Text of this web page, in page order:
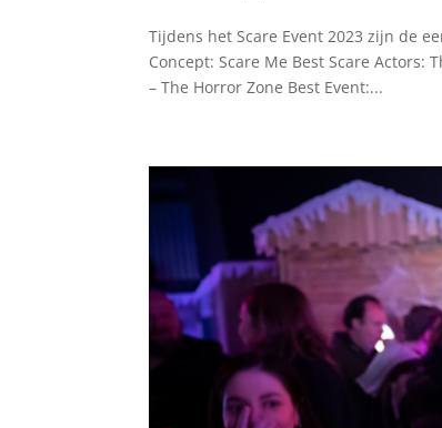
Tijdens het Scare Event 2023 zijn de
Concept: Scare Me Best Scare Actors:
– The Horror Zone Best Event:...